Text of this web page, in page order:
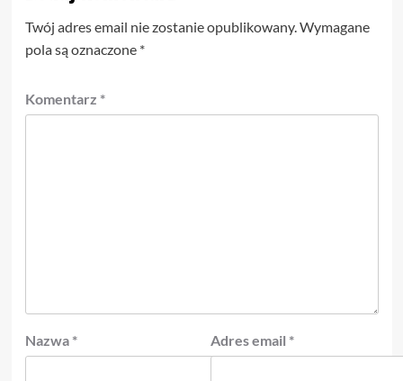
Twój adres email nie zostanie opublikowany.Wymagane
pola są oznaczone *
Komentarz *
Nazwa * Adres email *